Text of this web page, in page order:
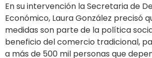
En su intervención la Secretaria de
Económico, Laura González precisó
medidas son parte de la política
beneficio del comercio tradicional,
a más de 500 mil personas que